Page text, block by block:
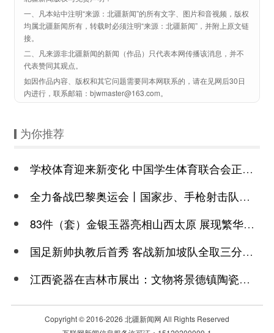
一、凡本站中注明“来源：北疆新闻”的所有文字、图片和音视频，版权
均属北疆新闻所有，转载时必须注明“来源：北疆新闻”，并附上原文链
接。
二、凡来源非北疆新闻的新闻（作品）只代表本网传播该消息，并不
代表赞同其观点。
如因作品内容、版权和其它问题需要同本网联系的，请在见网后30日
内进行，联系邮箱：bjwmaster@163.com。
为你推荐
学校体育迎来新变化 中国学生体育联合会正式成立
全力备战巴黎奥运会丨国家步、手枪射击队参赛名单出炉 四位00后冲击赛会首金
83件（套）金银玉器亮相山西太原 展现繁华富庶江南
国足新帅执教后首秀 客战新加坡队全取三分是底线
江西瓷器在吉林市展出：文物将景德镇陶瓷历史前推200年
Copyright © 2016-2026 北疆新闻网 All Rights Reserved